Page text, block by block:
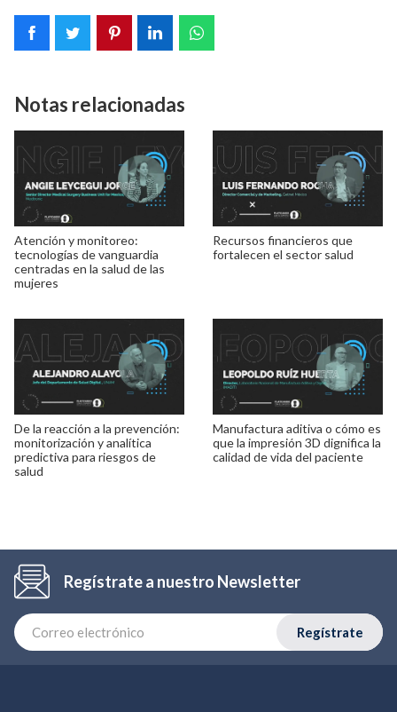
Notas relacionadas
Atención y monitoreo:
tecnologías de vanguardia
centradas en la salud de las
mujeres
Recursos financieros que
fortalecen el sector salud
De la reacción a la prevención:
monitorización y analítica
predictiva para riesgos de
salud
Manufactura aditiva o cómo es
que la impresión 3D dignifica la
calidad de vida del paciente
Regístrate a nuestro Newsletter
Regístrate